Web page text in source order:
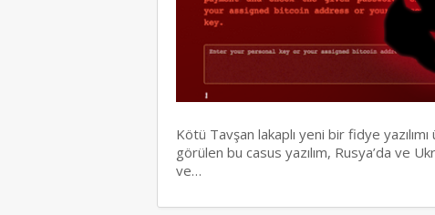
Kötü Tavşan lakaplı yeni bir fidye
görülen bu casus yazılım, Rusya’da ve
ve…